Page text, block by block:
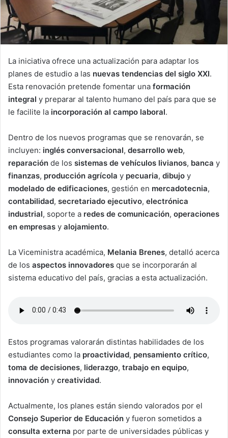
La iniciativa ofrece una actualización para adaptar los
planes de estudio a las nuevas tendencias del siglo XXI.
Esta renovación pretende fomentar una formación
integral y preparar al talento humano del país para que se
le facilite la incorporación al campo laboral.
Dentro de los nuevos programas que se renovarán, se
incluyen: inglés conversacional, desarrollo web,
reparación de los sistemas de vehículos livianos, banca y
finanzas, producción agrícola y pecuaria, dibujo y
modelado de edificaciones, gestión en mercadotecnia,
contabilidad, secretariado ejecutivo, electrónica
industrial, soporte a redes de comunicación, operaciones
en empresas y alojamiento.
La Viceministra académica, Melania Brenes, detalló acerca
de los aspectos innovadores que se incorporarán al
sistema educativo del país, gracias a esta actualización.
Estos programas valorarán distintas habilidades de los
estudiantes como la proactividad, pensamiento crítico,
toma de decisiones, liderazgo, trabajo en equipo,
innovación y creatividad.
Actualmente, los planes están siendo valorados por el
Consejo Superior de Educación y fueron sometidos a
consulta externa por parte de universidades públicas y